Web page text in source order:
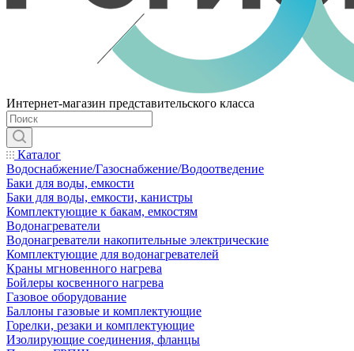
Интернет-магазин представительского класса
Каталог
Водоснабжение/Газоснабжение/Водоотведение
Баки для воды, емкости
Баки для воды, емкости, канистры
Комплектующие к бакам, емкостям
Водонагреватели
Водонагреватели накопительные электрические
Комплектующие для водонагревателей
Краны мгновенного нагрева
Бойлеры косвенного нагрева
Газовое оборудование
Баллоны газовые и комплектующие
Горелки, резаки и комплектующие
Изолирующие соединения, фланцы